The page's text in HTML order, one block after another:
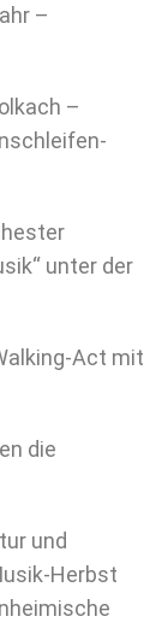
–
–
unter der
Act mit
die
und
Herbst